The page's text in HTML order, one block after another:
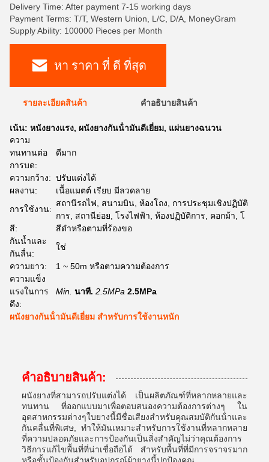
Delivery Time: After payment 7-15 working days
Payment Terms: T/T, Western Union, L/C, D/A, MoneyGram
Supply Ability: 100000 Pieces per Month
หา ราคา ที่ ดี ที่สุด
รายละเอียดสินค้า คําอธิบายสินค้า
เน้น: หนังยางแรง, ผนังยางกันน้ํามันดีเยี่ยม, แผ่นยางฉนวน
ความ
ทนทานต่อ
การบด:
ดีมาก
ความกว้าง: ปรับแต่งได้
ผลงาน:
เนื้อแมตต์ เรียบ มีลวดลาย
การใช้งาน:
สถานีรถไฟ, สนามบิน, ห้องโถง, การประชุมเชิงปฏิบัติ
การ, สถานีย่อย, โรงไฟฟ้า, ห้องปฏิบัติการ, คอกม้า, โ
สี:
สีดำหรือตามที่ร้องขอ
กันน้ำและ
กันลื่น:
ใช่
ความยาว:
1 ~ 50m หรือตามความต้องการ
ความแข็ง
แรงในการ
ดึง:
Min. นาที. 2.5MPa 2.5MPa
ผนังยางกันน้ํามันดีเยี่ยม สําหรับการใช้งานหนัก
คําอธิบายสินค้า:
ผนังยางที่สามารถปรับแต่งได้ เป็นผลิตภัณฑ์ที่หลากหลายและ
ทนทาน ที่ออกแบบมาเพื่อตอบสนองความต้องการต่างๆ ใน
อุตสาหกรรมต่างๆใบยางนี้มีชื่อเสียงสําหรับคุณสมบัติกันน้ําและ
กันคลื่นที่พิเศษ, ทําให้มันเหมาะสําหรับการใช้งานที่หลากหลาย
ที่ความปลอดภัยและการป้องกันเป็นสิ่งสําคัญไม่ว่าคุณต้องการ
วิธีการแก้ไขพื้นที่ที่น่าเชื่อถือได้ สําหรับพื้นที่ที่มีการจราจรมาก